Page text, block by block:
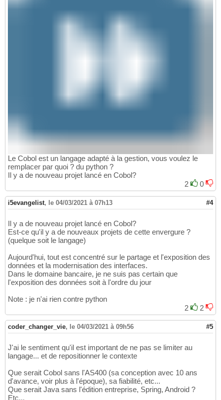
Le Cobol est un langage adapté à la gestion, vous voulez le
remplacer par quoi ? du python ?
Il y a de nouveau projet lancé en Cobol?
2
0
i5evangelist, le 04/03/2021 à 07h13 #4
Il y a de nouveau projet lancé en Cobol?
Est-ce qu'il y a de nouveaux projets de cette envergure ?
(quelque soit le langage)
Aujourd'hui, tout est concentré sur le partage et l'exposition des
données et la modernisation des interfaces.
Dans le domaine bancaire, je ne suis pas certain que
l'exposition des données soit à l'ordre du jour
Note : je n'ai rien contre python
2
2
coder_changer_vie, le 04/03/2021 à 09h56 #5
J'ai le sentiment qu'il est important de ne pas se limiter au
langage... et de repositionner le contexte
Que serait Cobol sans l'AS400 (sa conception avec 10 ans
d'avance, voir plus à l'époque), sa fiabilité, etc...
Que serait Java sans l'édition entreprise, Spring, Android ?
Etc...